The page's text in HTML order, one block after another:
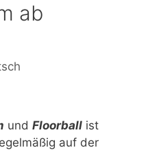
ab
und Floorball ist
auf der